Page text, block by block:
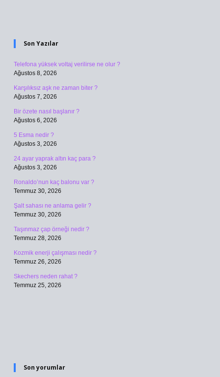
Son Yazılar
Telefona yüksek voltaj verilirse ne olur ?
Ağustos 8, 2026
Karşılıksız aşk ne zaman biter ?
Ağustos 7, 2026
Bir özete nasıl başlanır ?
Ağustos 6, 2026
5 Esma nedir ?
Ağustos 3, 2026
24 ayar yaprak altın kaç para ?
Ağustos 3, 2026
Ronaldo’nun kaç balonu var ?
Temmuz 30, 2026
Şalt sahası ne anlama gelir ?
Temmuz 30, 2026
Taşınmaz çap örneği nedir ?
Temmuz 28, 2026
Kozmik enerji çalışması nedir ?
Temmuz 26, 2026
Skechers neden rahat ?
Temmuz 25, 2026
Son yorumlar